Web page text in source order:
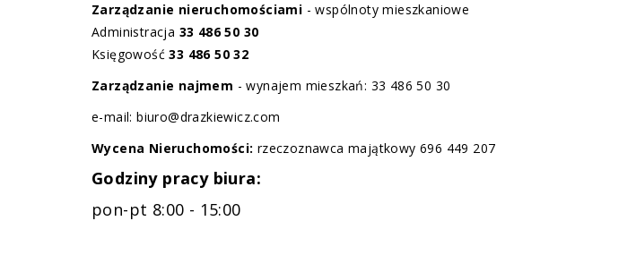
Zarządzanie nieruchomościami - wspólnoty mieszkaniowe
Administracja 33 486 50 30
Księgowość33 486 50 32
Zarządzanie najmem - wynajem mieszkań: 33 486 50 30
e-mail: biuro@drazkiewicz.com
Wycena Nieruchomości: rzeczoznawca majątkowy 696 449 207
Godziny pracy biura:
pon-pt 8:00 - 15:00